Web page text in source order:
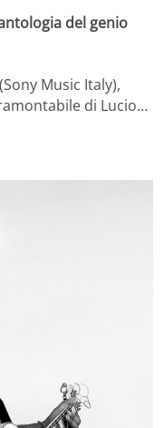
del genio
Music Italy),
di Lucio…